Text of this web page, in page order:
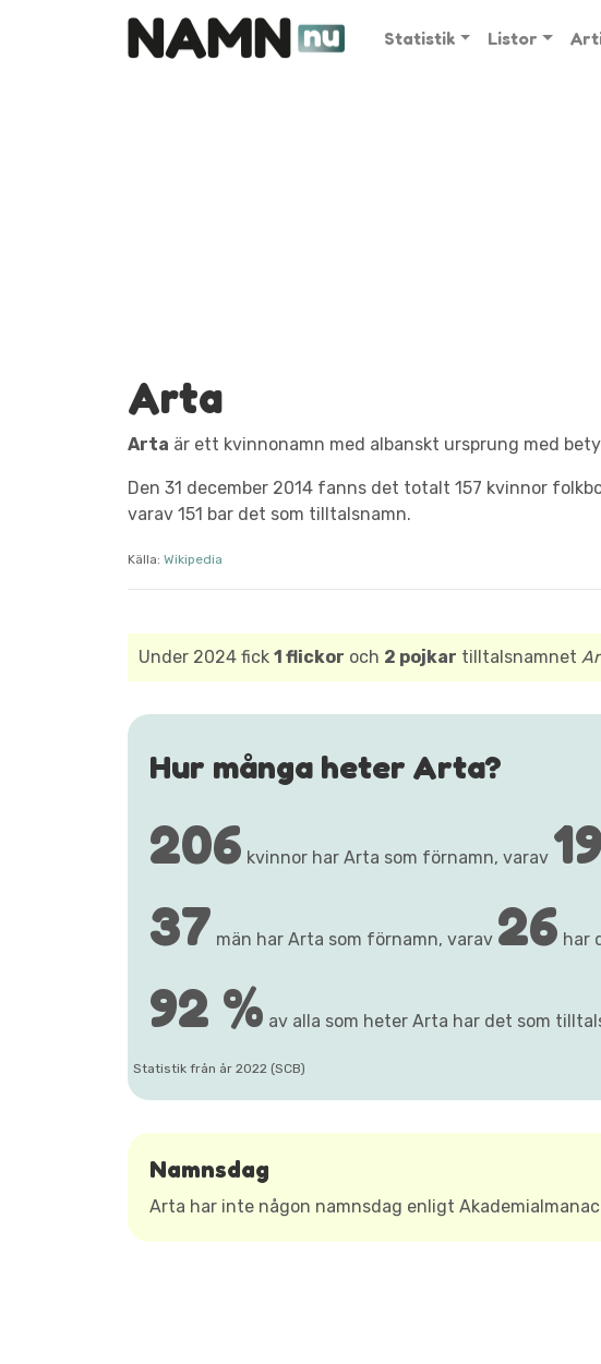
Statistik Listor
Arta
Arta är ett kvinnonamn med albanskt ursprung med
Den 31 december 2014 fanns det totalt 157 kvinnor
varav 151 bar det som tilltalsnamn.
Källa: Wikipedia
Under 2024 fick 1 flickor och 2 pojkar tilltalsnamnet
Hur många heter Arta?
206 kvinnor har Arta som förnamn, varav
37 män har Arta som förnamn, varav 26 har
92 % av alla som heter Arta har det som
Statistik från år 2022 (SCB)
Namnsdag
Arta har inte någon namnsdag enligt